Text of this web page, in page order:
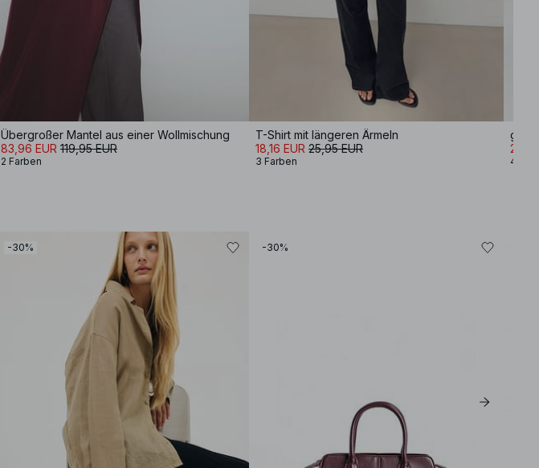
Übergroßer Mantel aus einer Wollmischung
83,96 EUR 119,95 EUR
2 Farben
T-Shirt mit längeren Ärmeln
18,16 EUR 25,95 EUR
3 Farben 4
-30% -30%